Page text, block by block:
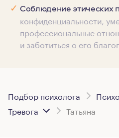
✓ Соблюдение этических
конфиденциальности,
профессиональные
и заботиться о его
Подбор психолога
Тревога
Татьяна